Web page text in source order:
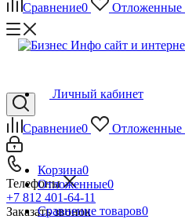
Сравнение0 Отложенные
Сравнение0 Отложенные
Телефоны
+7 812 401-64-11
Заказать звонок
Личный кабинет
Корзина0
Отложенные0
Сравнение товаров0